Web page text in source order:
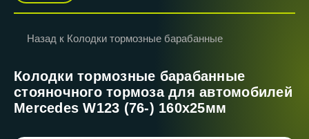
Назад к Колодки тормозные барабанные
Колодки тормозные барабанные
стояночного тормоза для автомобилей
Mercedes W123 (76-) 160x25мм